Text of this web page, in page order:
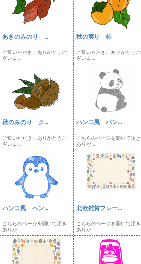
あきのみのり ...
ご覧いただき、ありがとうご
ざいま...
秋の実り 柿
ご覧いただき、ありがとうご
ざいま...
秋のみのり ク...
ご覧いただき、ありがとうご
ざいま...
ハンコ風 パン...
こちらのページを開いて頂き
ありが...
ハンコ風 ペン...
こちらのページを開いて頂き
ありが...
北欧雑貨フレー...
こちらのページを開いて頂き
ありが...